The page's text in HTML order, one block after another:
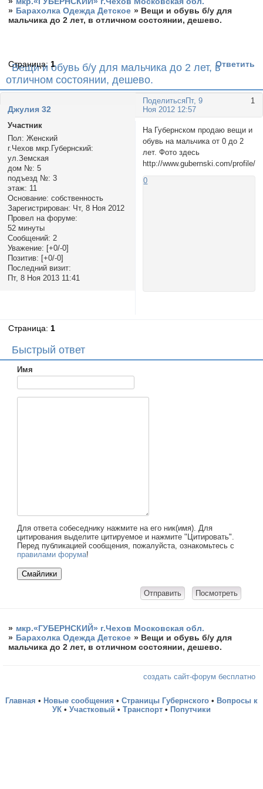
» Барахолка Одежда Детское » Вещи и обувь б/у для
мальчика до 2 лет, в отличном состоянии, дешево.
Вещи и обувь б/у для мальчика до 2 лет, в
отличном состоянии, дешево.
Страница: 1 Ответить
Поделиться 1
Пт, 9
Ноя 2012 12:57
Джулия 32
Участник
Пол: Женский
г.Чехов мкр.Губернский:
ул.Земская
дом №: 5
подъезд №: 3
этаж: 11
Основание: собственность
Зарегистрирован: Чт, 8 Ноя 2012
Провел на форуме:
52 минуты
Сообщений: 2
Уважение: [+0/-0]
Позитив: [+0/-0]
Последний визит:
Пт, 8 Ноя 2013 11:41
На Губернском продаю вещи и
обувь на мальчика от 0 до 2
лет. Фото здесь
http://www.gubernski.com/profile/
0
Страница: 1
Быстрый ответ
Имя
Для ответа собеседнику нажмите на его ник(имя). Для
цитирования выделите цитируемое и нажмите "Цитировать".
Перед публикацией сообщения, пожалуйста, ознакомьтесь с
правилами форума!
» мкр.«ГУБЕРНСКИЙ» г.Чехов Московская обл.
» Барахолка Одежда Детское » Вещи и обувь б/у для
мальчика до 2 лет, в отличном состоянии, дешево.
создать сайт-форум бесплатно
Главная • Новые сообщения • Страницы Губернского • Вопросы к
УК • Участковый • Транспорт • Попутчики